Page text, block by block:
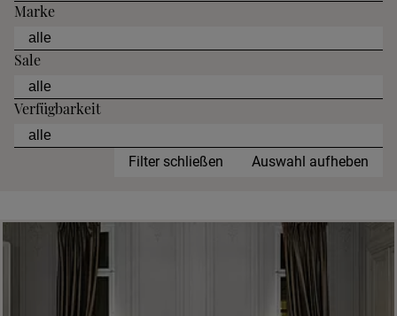
Marke
Sale
Verfügbarkeit
Filter schließen Auswahl aufheben